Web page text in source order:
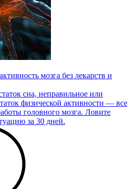
мозга без лекарств и
сна, неправильное или
физической активности — все
головного мозга. Ловите
за 30 дней.